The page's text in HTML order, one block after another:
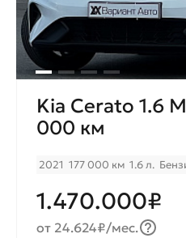
Kia Cerato 1.6
000 км
2021 177 000 км 1.6 л.
1.470.000₽
от 24.624₽/мес.